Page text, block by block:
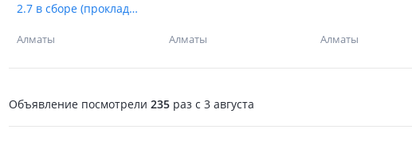
2.7 в сборе (прокладка
Алматы Алматы Алматы
Объявление посмотрели 235 раз c 3 августа